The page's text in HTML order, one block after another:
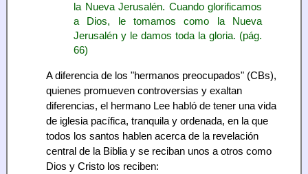
la Nueva Jerusalén. Cuando glorificamos
a Dios, le tomamos como la Nueva
Jerusalén y le damos toda la gloria. (pág.
66)
A diferencia de los "hermanos preocupados" (CBs),
quienes promueven controversias y exaltan
diferencias, el hermano Lee habló de tener una vida
de iglesia pacífica, tranquila y ordenada, en la que
todos los santos hablen acerca de la revelación
central de la Biblia y se reciban unos a otros como
Dios y Cristo los reciben: